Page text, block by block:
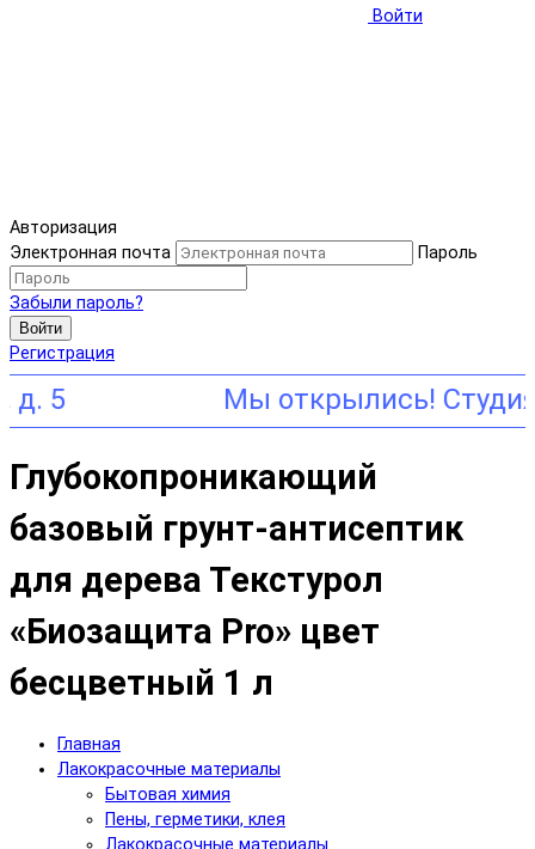
Войти
Авторизация
Электронная почта
Пароль
Забыли пароль?
Войти
Регистрация
Глубокопроникающий
базовый грунт-антисептик
для дерева Текстурол
«Биозащита Pro» цвет
бесцветный 1 л
Главная
Лакокрасочные материалы
Бытовая химия
Пены, герметики, клея
Лакокрасочные материалы